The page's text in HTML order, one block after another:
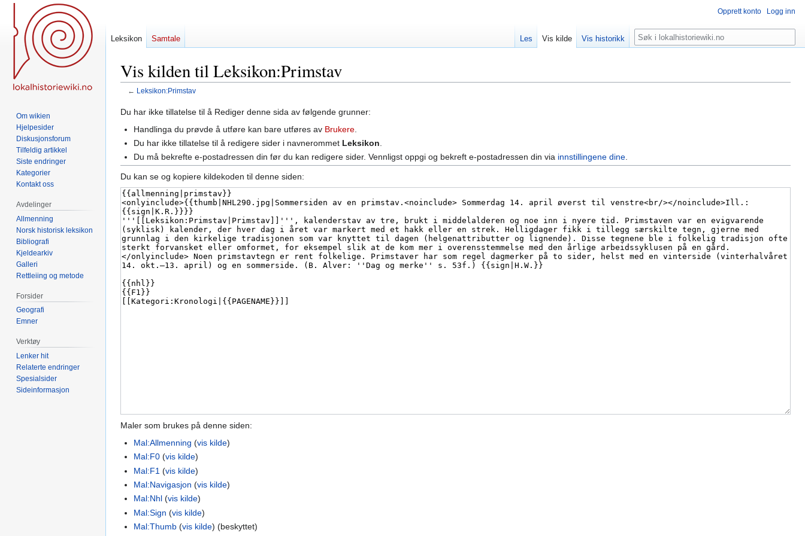
Vis kilden til Leksikon:Primstav
← Leksikon:Primstav
Hopp
Hopp
Du har ikke tillatelse til å Rediger denne sida av følgende grunner:
Handlinga du prøvde å utføre kan bare utføres av Brukere
Du har ikke tillatelse til å redigere sider i navnerommet Leksikon
Du må bekrefte e-postadressen din før du kan redigere sider. Vennligst oppgi og bekreft e-postadressen din via innstillingene dine.
Du kan se og kopiere kildekoden til denne siden:
Maler som brukes på denne siden:
Mal:Allmenning (vis kilde)
Mal:F0 (vis kilde)
Mal:F1 (vis kilde)
Mal:Navigasjon (vis kilde)
Mal:Nhl (vis kilde)
Mal:Sign (vis kilde)
Mal:Thumb (vis kilde) (beskyttet)
Opprett konto Logg inn
Leksikon Samtale Les Vis kilde Vis historikk Søk
Om wikien
Hjelpesider
Diskusjonsforum
Tilfeldig artikkel
Siste endringer
Kategorier
Kontakt oss
Avdelinger
Allmenning
Norsk historisk leksikon
Bibliografi
Kjeldearkiv
Galleri
Rettleiing og metode
Forsider
Geografi
Emner
Verktøy
Lenker hit
Relaterte endringer
Spesialsider
Sideinformasjon